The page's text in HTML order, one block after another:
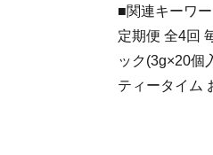
■関連キーワ
定期便 全4回
ック(3g×20個
ティータイム